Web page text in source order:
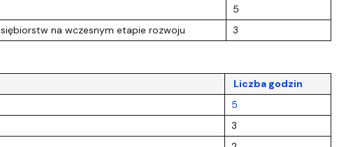
5
na wczesnym etapie rozwoju
3
Liczba godzin
5
3